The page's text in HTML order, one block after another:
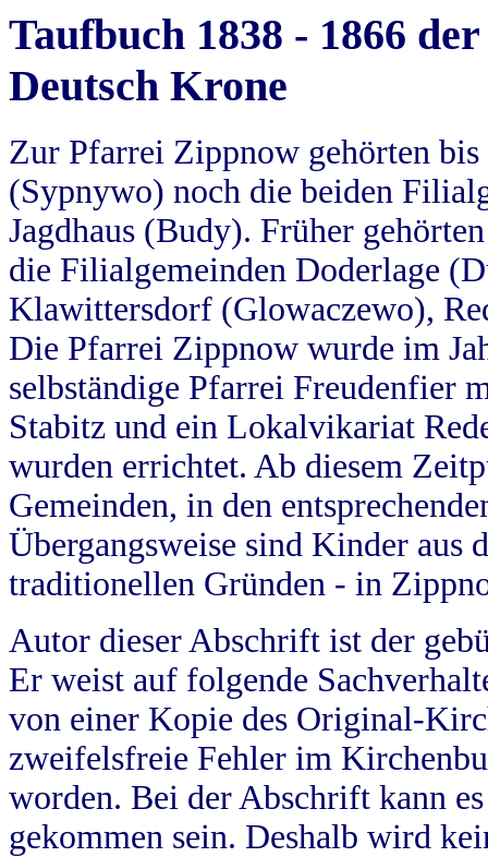
Taufbuch 1838 - 1866
Deutsch Krone
Zur Pfarrei Zippnow gehörten
(Sypnywo) noch die beiden
Jagdhaus (Budy). Früher
die Filialgemeinden Doderlage
Klawittersdorf (Glowaczewo),
Die Pfarrei Zippnow wurde im
selbständige Pfarrei Freudenfier
Stabitz und ein Lokalvikariat
wurden errichtet. Ab diesem
Gemeinden, in den
Übergangsweise sind Kinder aus
traditionellen Gründen - in
Autor dieser Abschrift ist der
Er weist auf folgende
von einer Kopie des Original-
zweifelsfreie Fehler im
worden. Bei der Abschrift kann
gekommen sein. Deshalb wird